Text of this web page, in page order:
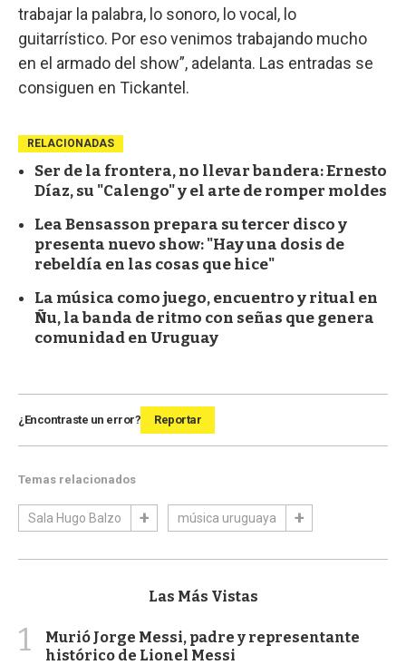
trabajar la palabra, lo sonoro, lo vocal, lo
guitarrístico. Por eso venimos trabajando mucho
en el armado del show”, adelanta. Las entradas se
consiguen en Tickantel.
RELACIONADAS
Ser de la frontera, no llevar bandera: Ernesto
Díaz, su "Calengo" y el arte de romper moldes
Lea Bensasson prepara su tercer disco y
presenta nuevo show: "Hay una dosis de
rebeldía en las cosas que hice"
La música como juego, encuentro y ritual en
Ñu, la banda de ritmo con señas que genera
comunidad en Uruguay
¿Encontraste un error? Reportar
Temas relacionados
Sala Hugo Balzo música uruguaya
Las Más Vistas
1
Murió Jorge Messi, padre y representante
histórico de Lionel Messi